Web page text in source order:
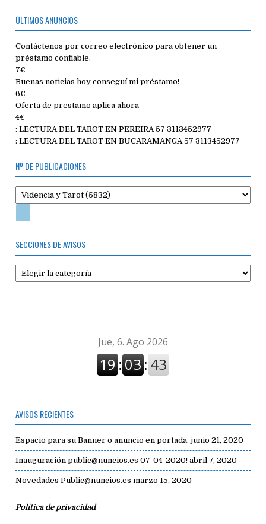
ÚLTIMOS ANUNCIOS
Contáctenos por correo electrónico para obtener un
préstamo confiable.
7€
Buenas noticias hoy conseguí mi préstamo!
6€
Oferta de prestamo aplica ahora
4€
: LECTURA DEL TAROT EN PEREIRA 57 3113452977
: LECTURA DEL TAROT EN BUCARAMANGA 57 3113452977
Nº DE PUBLICACIONES
SECCIONES DE AVISOS
Secciones
de
AVISOS RECIENTES
Espacio para su Banner o anuncio en portada. junio 21, 2020
Inauguración public@nuncios.es 07-04-2020! abril 7, 2020
Novedades Public@nuncios.es marzo 15, 2020
Política de privacidad